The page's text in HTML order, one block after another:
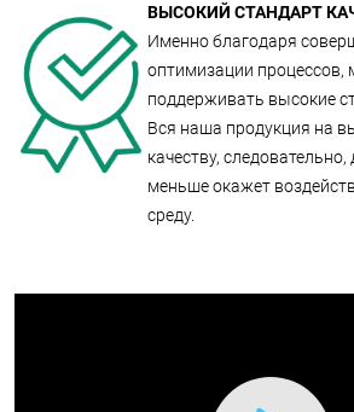
ВЫСОКИЙ СТАНДАРТ
Именно благодаря
оптимизации
поддерживать высокие
Вся наша продукция на
качеству,
меньше окажет
среду.